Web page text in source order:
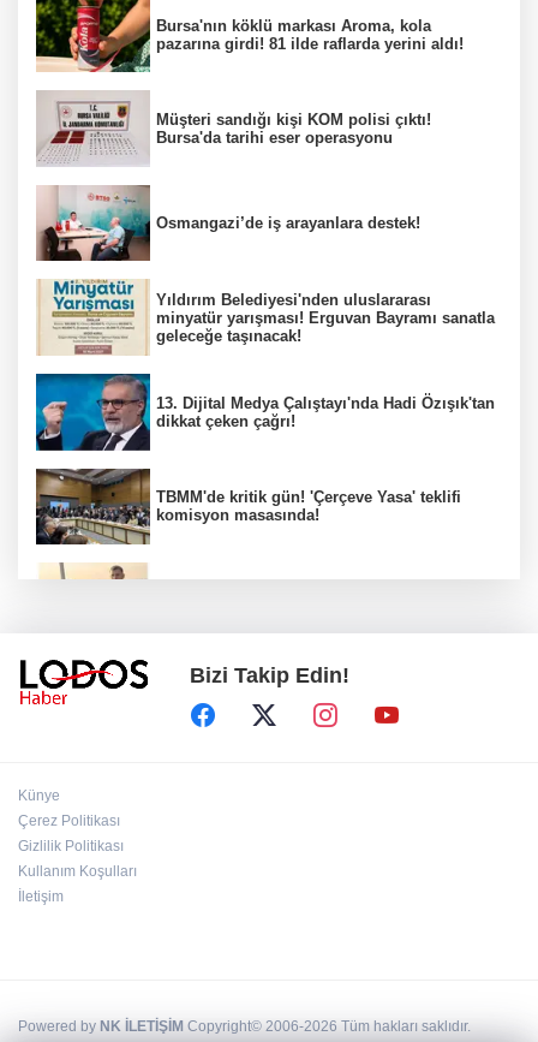
Bursa'nın köklü markası Aroma, kola
pazarına girdi! 81 ilde raflarda yerini aldı!
Müşteri sandığı kişi KOM polisi çıktı!
Bursa'da tarihi eser operasyonu
Osmangazi’de iş arayanlara destek!
Yıldırım Belediyesi'nden uluslararası
minyatür yarışması! Erguvan Bayramı sanatla
geleceğe taşınacak!
13. Dijital Medya Çalıştayı'nda Hadi Özışık'tan
dikkat çeken çağrı!
TBMM'de kritik gün! 'Çerçeve Yasa' teklifi
komisyon masasında!
İzmit Belediyesi soruşturmasında bomba
ifade!
Bizi Takip Edin!
Künye
Çerez Politikası
Gizlilik Politikası
Kullanım Koşulları
İletişim
Powered by NK İLETİŞİM Copyright© 2006-2026 Tüm hakları saklıdır.